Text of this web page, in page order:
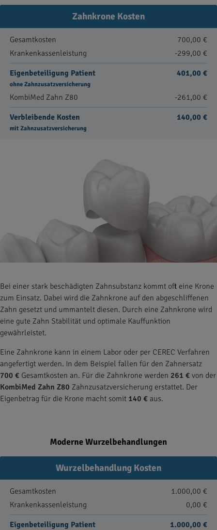
Zahnkrone Kosten
Gesamtkosten
700,00 €
Krankenkassenleistung
-299,00 €
Eigenbeteiligung Patient
ohne Zahnzusatzversicherung
401,00 €
KombiMed Zahn Z80 -261,00 €
Verbleibende Kosten
mit Zahnzusatzversicherung
140,00 €
Bei einer stark beschädigten Zahnsubstanz kommt oft eine Krone
zum Einsatz. Dabei wird die Zahnkrone auf den abgeschliffenen
Zahn gesetzt und ummantelt diesen. Durch eine Zahnkrone wird
eine gute Zahn Stabilität und optimale Kauffunktion
gewährleistet.
Eine Zahnkrone kann in einem Labor oder per CEREC Verfahren
angefertigt werden. In dem Beispiel fallen für den Zahnersatz
700 € Gesamtkosten an. Für die Zahnkrone werden 261 € von der
KombiMed Zahn Z80 Zahnzusatzversicherung erstattet. Der
Eigenbetrag für die Krone macht somit 140 € aus.
Moderne Wurzelbehandlungen
Wurzelbehandlung Kosten
Gesamtkosten
1.000,00 €
Krankenkassenleistung
0,00 €
Eigenbeteiligung Patient 1.000,00 €